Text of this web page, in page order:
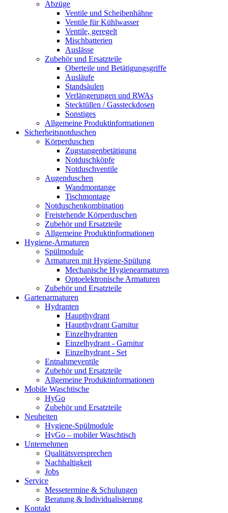
Abzüge
Ventile und Scheibenhähne
Ventile für Kühlwasser
Ventile, geregelt
Mischbatterien
Auslässe
Zubehör und Ersatzteile
Oberteile und Betätigungsgriffe
Ausläufe
Standsäulen
Verlängerungen und RWAs
Stecktüllen / Gassteckdosen
Sonstiges
Allgemeine Produktinformationen
Sicherheitsnotduschen
Körperduschen
Zugstangenbetätigung
Notduschköpfe
Notduschventile
Augenduschen
Wandmontange
Tischmontage
Notduschenkombination
Freistehende Körperduschen
Zubehör und Ersatzteile
Allgemeine Produktinformationen
Hygiene-Armaturen
Spülmodule
Armaturen mit Hygiene-Spülung
Mechanische Hygienearmaturen
Optoelektronische Armaturen
Zubehör und Ersatzteile
Gartenarmaturen
Hydranten
Haupthydrant
Haupthydrant Garnitur
Einzelhydranten
Einzelhydrant - Garnitur
Einzelhydrant - Set
Entnahmeventile
Zubehör und Ersatzteile
Allgemeine Produktinformationen
Mobile Waschtische
HyGo
Zubehör und Ersatzteile
Neuheiten
Hygiene-Spülmodule
HyGo – mobiler Waschtisch
Unternehmen
Qualitätsversprechen
Nachhaltigkeit
Jobs
Service
Messetermine & Schulungen
Beratung & Individualisierung
Kontakt